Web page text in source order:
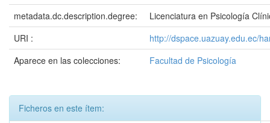
metadata.dc.description.degree:
Licenciatura en Psicología
URI :
http://dspace.uazuay.edu.ec/
Aparece en las colecciones:
Facultad de Psicología
Ficheros en este ítem: